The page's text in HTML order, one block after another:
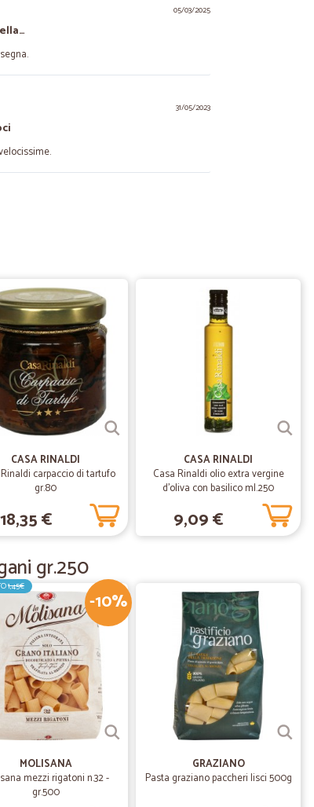
05/03/2025
31/05/2023
05/10/2021
serieta' e onesta'. Faremo ancora e
27/04/2021
subito il giorno dopo,In definitiva sono
18/02/2021
16/09/2020
che non trovo altrove
prodotti che non trovo altrove.
13/06/2020
Sono molto soddisfatta
CASA RINALDI
carpaccio di tartufo
gr.80
18,35 €
CASA RINALDI
Casa Rinaldi olio extra vergine
d'oliva con basilico ml.250
9,09 €
gr.250
-10%
1,45€
MOLISANA
mezzi rigatoni n.32 -
gr.500
GRAZIANO
Pasta graziano paccheri lisci 500g